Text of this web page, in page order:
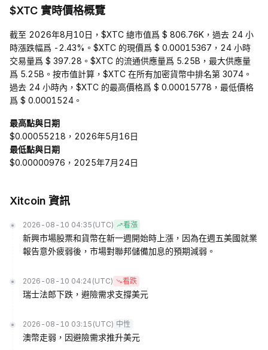
$XTC 實時價格概覽
截至 2026年8月10日，$XTC 總市值爲 $ 806.76K，過去 24 小
時漲跌幅爲 -2.43%。$XTC 的現價爲 $ 0.00015367，24 小時
交易量爲 $ 397.28。$XTC 的流通供應量爲 5.25B，最大供應量
爲 5.25B。按市值計算，$XTC 在所有加密貨幣中排名第 3074。
過去 24 小時內，$XTC 的最高價格爲 $ 0.00015778，最低價格
爲 $ 0.0001524。
最高點與日期
$0.00055218，2026年5月16日
最低點與日期
$0.00000976，2025年7月24日
Xitcoin 資訊
2026-08-10 04:35 (UTC) 看漲
新興市場股票和貨幣在新一週開始時上漲，因為在週五美國就業
報告意外疲弱後，市場對聯邦儲備加息的預期減弱。
2026-08-10 04:24 (UTC) 看跌
瑞士法郎下跌，避險需求支撐美元
2026-08-10 03:15 (UTC) 中性
澳幣走弱，因避險需求推升美元